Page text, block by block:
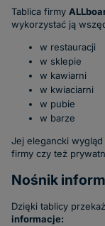
Tablica firmy
wykorzystać ją
w restauracji
w sklepie
w kawiarni
w kwiaciarni
w pubie
w barze
Jej elegancki
firmy czy też
Nośnik
Dzięki tablicy
informacje: